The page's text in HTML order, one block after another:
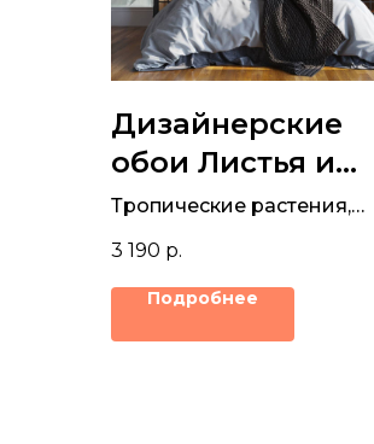
Дизайнерские
обои Листья и
туман
Тропические растения,
выглядывают из тумана
станут отличным декором
3 190 р.
Подробнее